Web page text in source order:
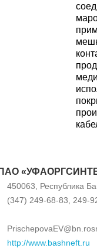
ПАО
450063, Республика
(347) 249-68-83, 249-
http://www.bashneft.ru